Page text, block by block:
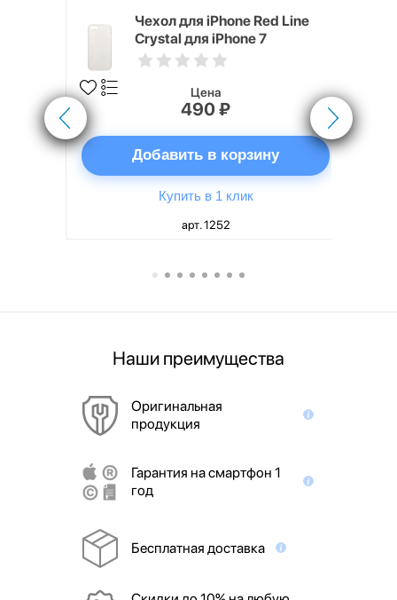
Чехол для iPhone Red Line
Crystal для iPhone 7
прозрачный
Цена
490 ₽
Добавить в корзину
Купить в 1 клик
арт. 1252
Наши преимущества
Оригинальная
продукция
Гарантия на смартфон 1
год
Бесплатная доставка